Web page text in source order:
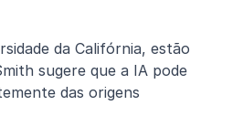
da Califórnia, estão
sugere que a IA pode
das origens